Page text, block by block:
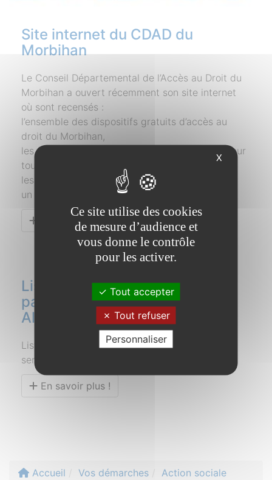
Site internet du CDAD du
Morbihan
Le Conseil Départemental de l’Accès au Droit du
Morbihan a ouvert récemment son site internet
où sont recensés :
l’ensemble des dispositifs gratuits d’accès au
droit du Morbihan,
les formulaires indispensables à télécharger pour
toute demande,
les questions aux réponses les plus fréquentes,
un espace (...)
En savoir plus !
Liste des permanences des
partenaires France services
Allaire
Liste des permanences des partenaires France
services Allaire
En savoir plus !
Accueil Vos démarches Action sociale
X
Ce site utilise des cookies
de mesure d’audience et
vous donne le contrôle
pour les activer.
Tout accepter
Tout refuser
Personnaliser